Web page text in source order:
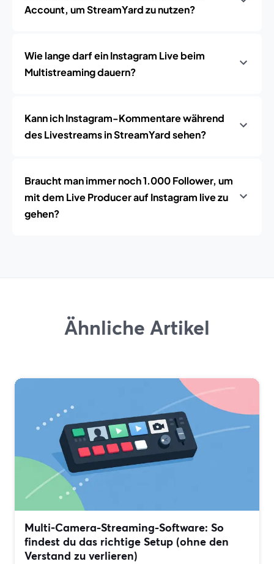
Account, um StreamYard zu nutzen?
Wie lange darf ein Instagram Live beim
Multistreaming dauern?
Kann ich Instagram-Kommentare während
des Livestreams in StreamYard sehen?
Braucht man immer noch 1.000 Follower, um
mit dem Live Producer auf Instagram live zu
gehen?
Ähnliche Artikel
Multi‑Camera-Streaming-Software: So
findest du das richtige Setup (ohne den
Verstand zu verlieren)